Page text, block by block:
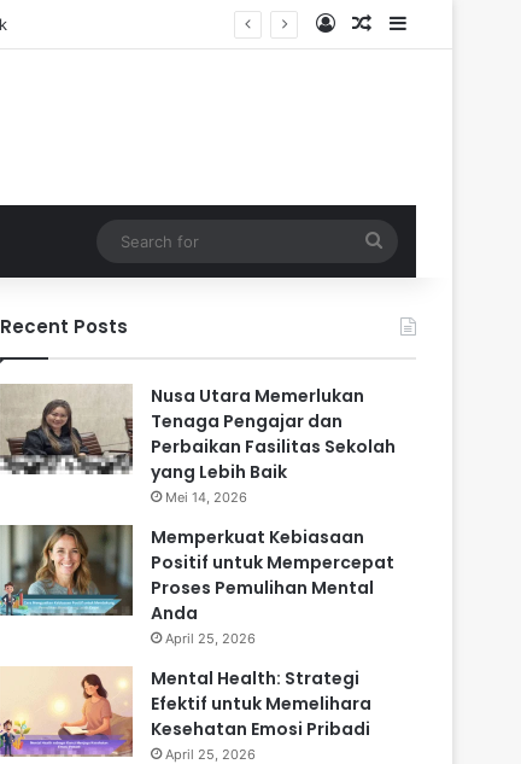
Log InRandom Article
Sidebar
for
Recent Posts
Nusa Utara Memerlukan
Tenaga Pengajar dan
Perbaikan Fasilitas Sekolah
yang Lebih Baik
Mei 14, 2026
Memperkuat Kebiasaan
Positif untuk Mempercepat
Proses Pemulihan Mental
Anda
April 25, 2026
Mental Health: Strategi
Efektif untuk Memelihara
Kesehatan Emosi Pribadi
April 25, 2026